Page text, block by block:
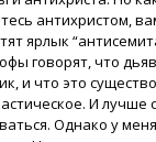
антихристом,
ярлык
говорят, что
и что это
И лучше
Однако у